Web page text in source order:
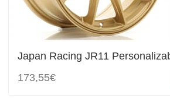
Japan Racing JR11
173,55€